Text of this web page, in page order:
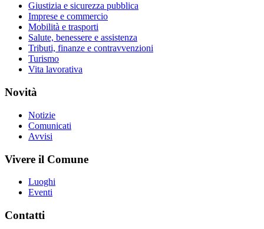
Giustizia e sicurezza pubblica
Imprese e commercio
Mobilità e trasporti
Salute, benessere e assistenza
Tributi, finanze e contravvenzioni
Turismo
Vita lavorativa
Novità
Notizie
Comunicati
Avvisi
Vivere il Comune
Luoghi
Eventi
Contatti